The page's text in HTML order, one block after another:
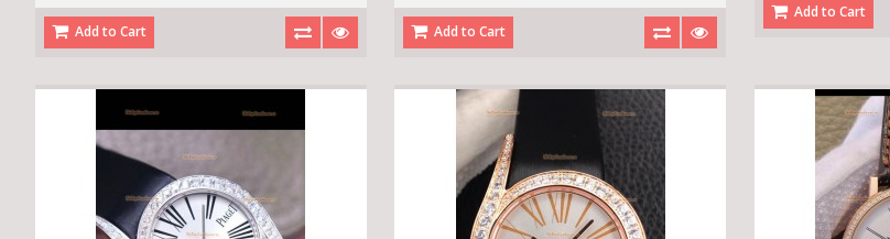
Add to Cart Add to Cart
Add to Cart